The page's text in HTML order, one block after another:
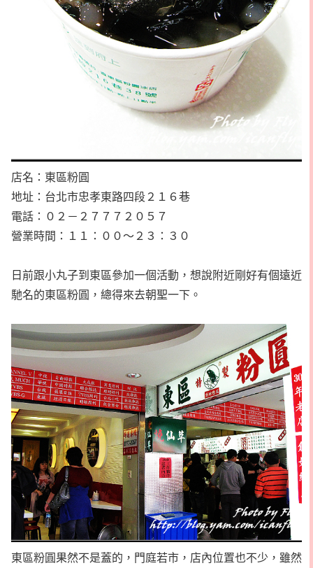
店名：東區粉圓
地址：台北市忠孝東路四段２１６巷
電話：０２－２７７７２０５７
營業時間：１１：００～２３：３０
日前跟小丸子到東區參加一個活動，想說附近剛好有個遠近
馳名的東區粉圓，總得來去朝聖一下。
東區粉圓果然不是蓋的，門庭若市，店內位置也不少，雖然